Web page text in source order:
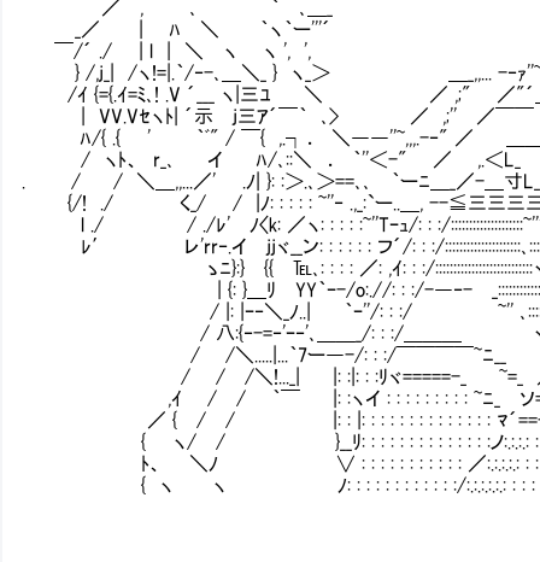
／ , ､ ｀ ､＿_
_／ | ﾊ ＼ ｀ヽ｀ー'''´
￣/´ ./ | l | ＼ ヽ ヽ ', ',
} /,j_| /ヽ!=|.｀/‐-､＿＼_ } ヽ_＞ ＿_,,... -‐ｧ
/ｲ {={.ｲ=ﾐ､! .V ´___ ヽ|三ﾕ ＼ ／ ,;" ／"´＿
| VV.Vｾヽﾄ| ´示㍉j三ｱ´￣｀ ､> ／ ,;'' ／￣￣
ﾊ/{ .{ ' ｀ﾞ" / ￣{ ,.┐． ＼――''~,,,.-‐" ／ ＿＿＿_
/ ヽﾄ、 r_､ イ ﾊ/､::＼ ． ｀''＜-" ／ ,.＜
. / / ＼＿,,...／' .ﾉ| }: :＞.､＞==､､ ｀ーﾆ＿_／-
{/! ./ く_/ / |ﾉ: : : : : ~''‐ .,_:`ー..＿, --≦三三三
l ./ / ./ﾚ' ﾉ〈k: ／ヽ: : : : :~''Tｰｭ/: : :/
ﾚ′ レ'rr‐.イ jjヾ__ン: : : : : : フ´/: : :/:::::::::::::::::::::､
ゝﾆ}:} {{ ℡､: : : : ／: ,ｲ: : :/:::::::::::::::::::::::::::ヽ
| {: }＿ﾘ YY｀ｰ-/o:.//: : :/-―‐-
/ |: |ｰ‐＼_ﾉ..| ｀ｰ''/: : :/ ~'' ､::::::::}／:::ﾉ
/ 八:{‐-=‐'ｰ‐'､＿＿_/: : :/＿＿＿ ヽ::/:::／:::
/ /＼.....|...｀7ー―-/: : :/￣￣￣￣~ﾆ__ }::_´::イ
/ / /＼!..._| |: :|: : :ﾘヾ=====-_ ~=_ ／´￣
,ｲ / / ｀￣ |: :ヽイ : : : : : : : : : ~ﾆ_ ソ
／ { / / |: : |: : : : : : : : : : : : : : ﾏ´==-
{ ヽ/ / }__ﾘ: : : : : : : : : : : : : :ノ:.:.:.: : : : ~
ﾄ、 ＼ﾉ ∨ : : : : : : : : : : : ／:.:.:.:.: : : : : : :
{ ヽ ヽ ﾉ: : : : : : : : : : : :/:.:.:.:.:.: : : : : : :